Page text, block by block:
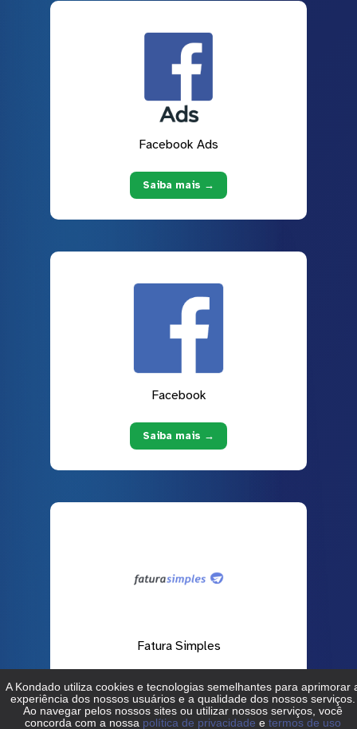
Facebook Ads
Saiba mais →
Facebook
Saiba mais →
Fatura Simples
Saiba mais →